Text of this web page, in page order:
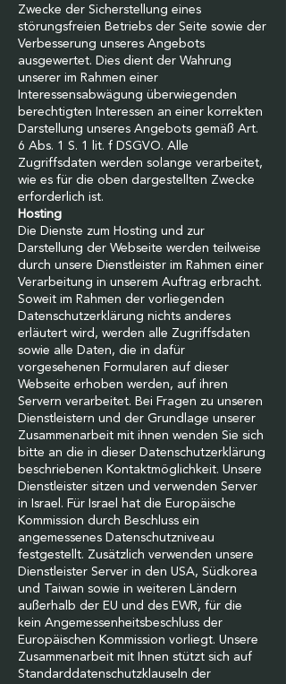
Zwecke der Sicherstellung eines
störungsfreien Betriebs der Seite sowie der
Verbesserung unseres Angebots
ausgewertet. Dies dient der Wahrung
unserer im Rahmen einer
Interessensabwägung überwiegenden
berechtigten Interessen an einer korrekten
Darstellung unseres Angebots gemäß Art.
6 Abs. 1 S. 1 lit. f DSGVO. Alle
Zugriffsdaten werden solange verarbeitet,
wie es für die oben dargestellten Zwecke
erforderlich ist.
Hosting
Die Dienste zum Hosting und zur
Darstellung der Webseite werden teilweise
durch unsere Dienstleister im Rahmen einer
Verarbeitung in unserem Auftrag erbracht.
Soweit im Rahmen der vorliegenden
Datenschutzerklärung nichts anderes
erläutert wird, werden alle Zugriffsdaten
sowie alle Daten, die in dafür
vorgesehenen Formularen auf dieser
Webseite erhoben werden, auf ihren
Servern verarbeitet. Bei Fragen zu unseren
Dienstleistern und der Grundlage unserer
Zusammenarbeit mit ihnen wenden Sie sich
bitte an die in dieser Datenschutzerklärung
beschriebenen Kontaktmöglichkeit. Unsere
Dienstleister sitzen und verwenden Server
in Israel. Für Israel hat die Europäische
Kommission durch Beschluss ein
angemessenes Datenschutzniveau
festgestellt. Zusätzlich verwenden unsere
Dienstleister Server in den USA, Südkorea
und Taiwan sowie in weiteren Ländern
außerhalb der EU und des EWR, für die
kein Angemessenheitsbeschluss der
Europäischen Kommission vorliegt. Unsere
Zusammenarbeit mit Ihnen stützt sich auf
Standarddatenschutzklauseln der